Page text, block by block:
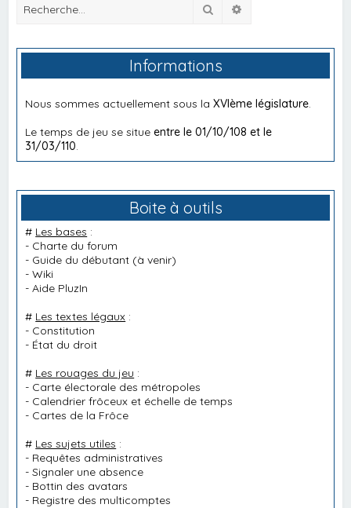
Rechercher
Informations
Nous sommes actuellement sous laXVIème législature
Le temps de jeu se situeentre le 01/10/108 et le
31/03/110
Boite à outils
# Les bases :
- Charte du forum
- Guide du débutant (à venir)
-Wiki
-Aide PluzIn
# Les textes légaux :
- Constitution
- État du droit
# Les rouages du jeu :
- Carte électorale des métropoles
- Calendrier frôceux et échelle de temps
- Cartes de la Frôce
# Les sujets utiles :
- Requêtes administratives
-Signaler une absence
- Bottin des avatars
- Registre des multicomptes